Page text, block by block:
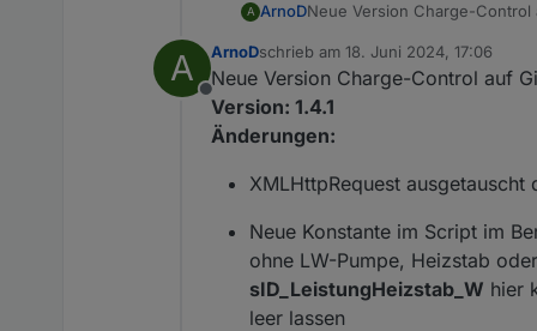
A ArnoDNeue Version Charge-
Änderungen:
Wenn die
gestoppt, bis die Batterie
setzen.
finden. Danke schon
Neue Objekt ID
noch nicht umgesetzt.
Da ich keinen Heizstab habe,
Bei Fehler oder weiteren
A
Offline
ArnoDschrieb am 18. Juni 2024, 17:06
zuletzt editiert von
Neue Version Charge-Control auf
Version: 1.4.1
Änderungen:
XMLHttpRequest ausgetauscht
Neue Konstante im Script im
ohne LW-Pumpe, Heizstab
sID_LeistungHeizstab_W hier
leer lassen